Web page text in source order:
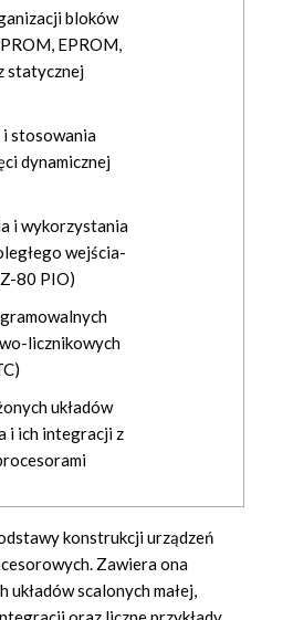
bloków
EPROM,
statycznej
stosowania
dynamicznej
i wykorzystania
wejścia-
80 PIO)
licznikowych
układów
i ich integracji z
konstrukcji urządzeń
Zawiera ona
scalonych małej,